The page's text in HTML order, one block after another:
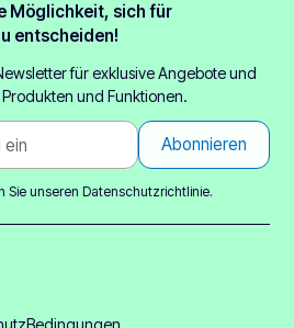
Möglichkeit, sich für
entscheiden!
für exklusive Angebote und
und Funktionen.
Sie unserenDatenschutzrichtlinie.